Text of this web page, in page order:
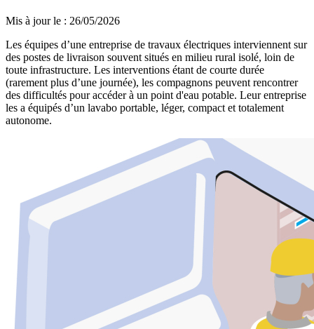
Mis à jour le : 26/05/2026
Les équipes d’une entreprise de travaux électriques interviennent sur
des postes de livraison souvent situés en milieu rural isolé, loin de
toute infrastructure. Les interventions étant de courte durée
(rarement plus d’une journée), les compagnons peuvent rencontrer
des difficultés pour accéder à un point d'eau potable. Leur entreprise
les a équipés d’un lavabo portable, léger, compact et totalement
autonome.